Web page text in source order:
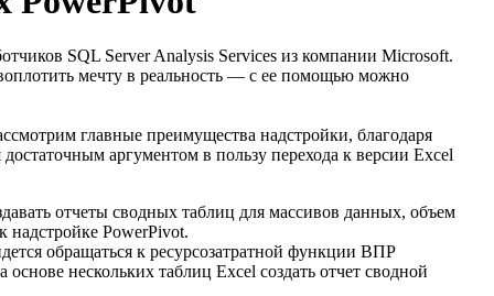
SQL Server Analysis Services из компании Microsoft.
мечту в реальность — с ее помощью можно
главные преимущества надстройки, благодаря
аргументом в пользу перехода к версии Excel
отчеты сводных таблиц для массивов данных, объем
надстройке PowerPivot.
обращаться к ресурсозатратной функции ВПР
нескольких таблиц Excel создать отчет сводной